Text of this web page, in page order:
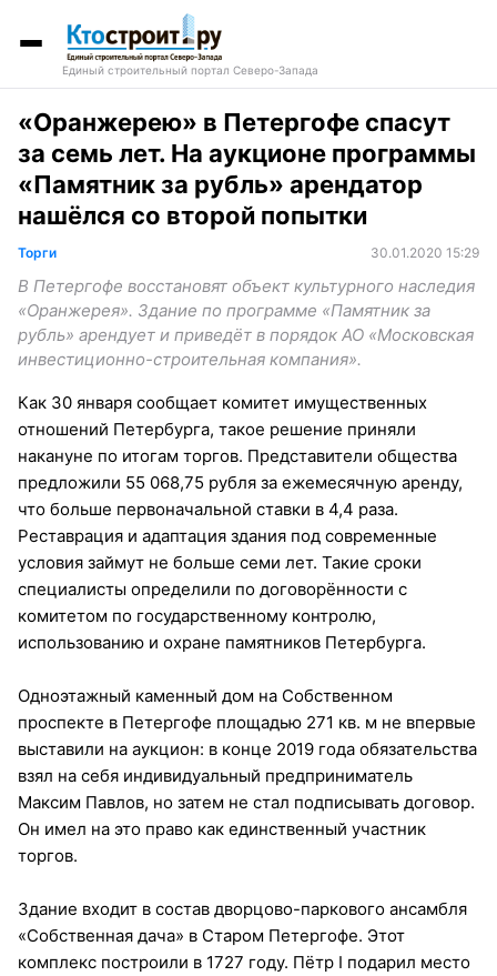
Единый строительный портал Северо-Запада
«Оранжерею» в Петергофе спасут
за семь лет. На аукционе программы
«Памятник за рубль» арендатор
нашёлся со второй попытки
Торги 30.01.2020 15:29
В Петергофе восстановят объект культурного наследия
«Оранжерея». Здание по программе «Памятник за
рубль» арендует и приведёт в порядок АО «Московская
инвестиционно-строительная компания».
Как 30 января сообщает комитет имущественных
отношений Петербурга, такое решение приняли
накануне по итогам торгов. Представители общества
предложили 55 068,75 рубля за ежемесячную аренду,
что больше первоначальной ставки в 4,4 раза.
Реставрация и адаптация здания под современные
условия займут не больше семи лет. Такие сроки
специалисты определили по договорённости с
комитетом по государственному контролю,
использованию и охране памятников Петербурга.
Одноэтажный каменный дом на Собственном
проспекте в Петергофе площадью 271 кв. м не впервые
выставили на аукцион: в конце 2019 года обязательства
взял на себя индивидуальный предприниматель
Максим Павлов, но затем не стал подписывать договор.
Он имел на это право как единственный участник
торгов.
Здание входит в состав дворцово-паркового ансамбля
«Собственная дача» в Старом Петергофе. Этот
комплекс построили в 1727 году. Пётр I подарил место